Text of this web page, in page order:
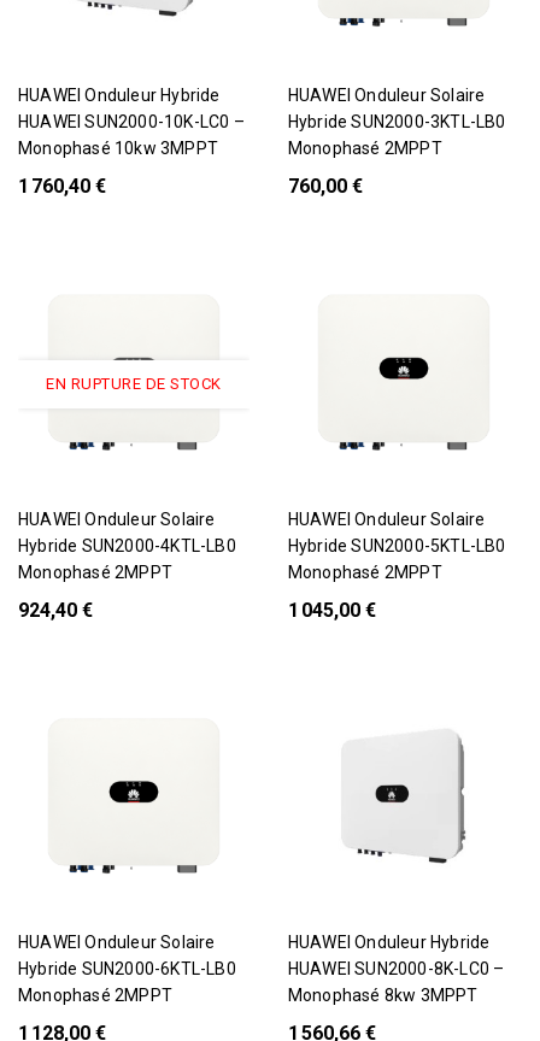
HUAWEI Onduleur Hybride
HUAWEI SUN2000-10K-LC0 –
Monophasé 10kw 3MPPT
1 760,40 €
HUAWEI Onduleur Solaire
Hybride SUN2000-3KTL-LB0
Monophasé 2MPPT
760,00 €
EN RUPTURE DE STOCK
HUAWEI Onduleur Solaire
Hybride SUN2000-4KTL-LB0
Monophasé 2MPPT
924,40 €
HUAWEI Onduleur Solaire
Hybride SUN2000-5KTL-LB0
Monophasé 2MPPT
1 045,00 €
HUAWEI Onduleur Solaire
Hybride SUN2000-6KTL-LB0
Monophasé 2MPPT
1 128,00 €
HUAWEI Onduleur Hybride
HUAWEI SUN2000-8K-LC0 –
Monophasé 8kw 3MPPT
1 560,66 €